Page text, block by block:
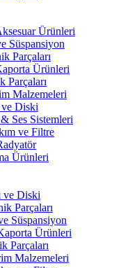
Ürünleri
Süspansiyon
Parçaları
Ürünleri
Parçaları
Malzemeleri
ve Diski
Ses Sistemleri
ve Filtre
Ürünleri
ve Diski
Parçaları
Süspansiyon
Ürünleri
Parçaları
Malzemeleri